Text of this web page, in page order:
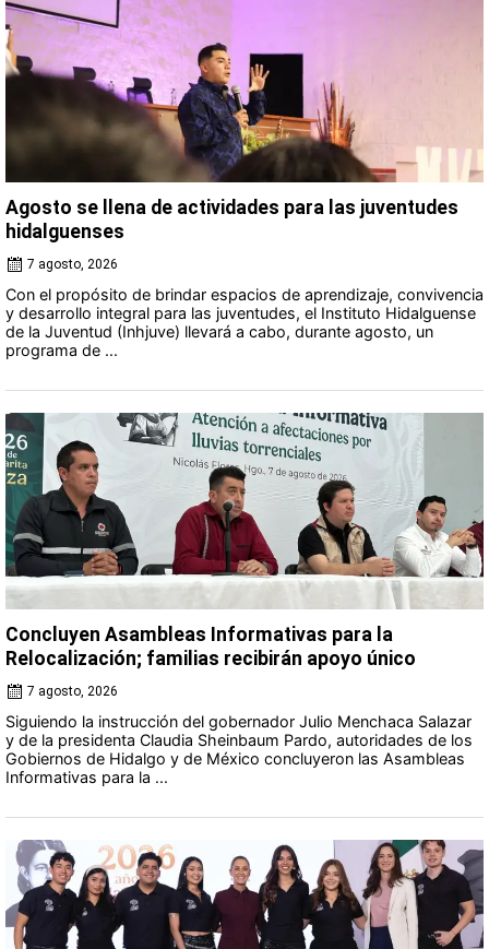
Agosto se llena de actividades para las juventudes
hidalguenses
7 agosto, 2026
Con el propósito de brindar espacios de aprendizaje, convivencia
y desarrollo integral para las juventudes, el Instituto Hidalguense
de la Juventud (Inhjuve) llevará a cabo, durante agosto, un
programa de ...
Concluyen Asambleas Informativas para la
Relocalización; familias recibirán apoyo único
7 agosto, 2026
Siguiendo la instrucción del gobernador Julio Menchaca Salazar
y de la presidenta Claudia Sheinbaum Pardo, autoridades de los
Gobiernos de Hidalgo y de México concluyeron las Asambleas
Informativas para la ...